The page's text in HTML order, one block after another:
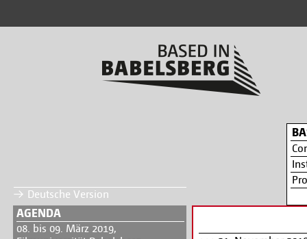
Deutsche Version
AGENDA
08. bis 09. März 2019,